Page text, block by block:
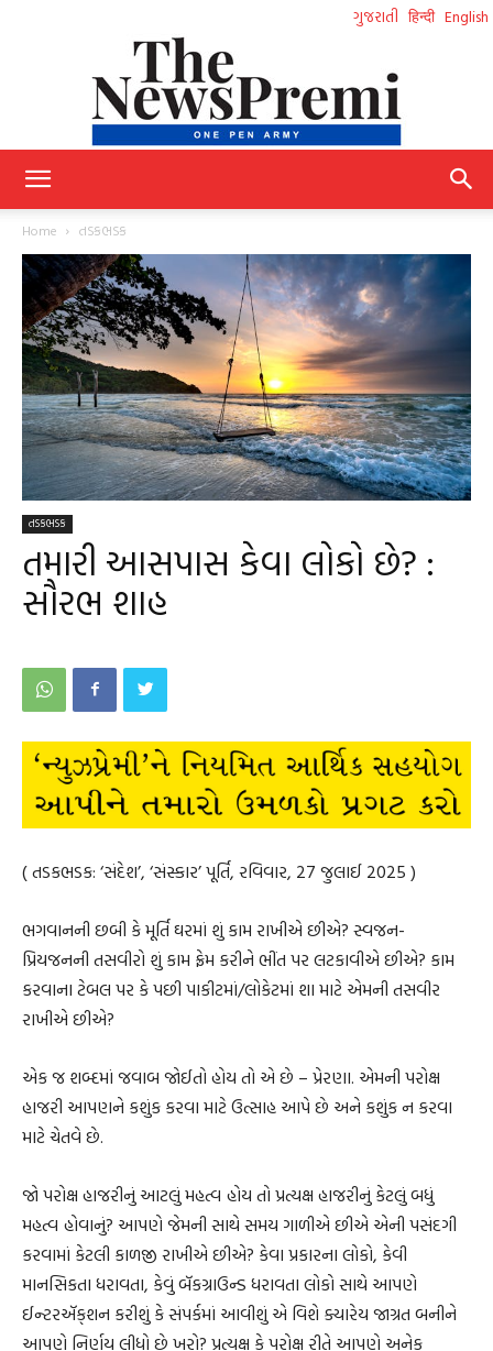
ગુજરાતી हिन्दी English
Gujarati
Home તડકભડક
તડકભડક
તમારી આસપાસ કેવા લોકો છે? :
સૌરભ શાહ
( તડકભડક: ‘સંદેશ’, ‘સંસ્કાર’ પૂર્તિ, રવિવાર, 27 જુલાઈ 2025 )
ભગવાનની છબી કે મૂર્તિ ઘરમાં શું કામ રાખીએ છીએ? સ્વજન-
પ્રિયજનની તસવીરો શું કામ ફ્રેમ કરીને ભીંત પર લટકાવીએ છીએ? કામ
કરવાના ટેબલ પર કે પછી પાકીટમાં/લોકેટમાં શા માટે એમની તસવીર
રાખીએ છીએ?
એક જ શબ્દમાં જવાબ જોઈતો હોય તો એ છે – પ્રેરણા. એમની પરોક્ષ
હાજરી આપણને કશુંક કરવા માટે ઉત્સાહ આપે છે અને કશુંક ન કરવા
માટે ચેતવે છે.
જો પરોક્ષ હાજરીનું આટલું મહત્વ હોય તો પ્રત્યક્ષ હાજરીનું કેટલું બધું
મહત્વ હોવાનું? આપણે જેમની સાથે સમય ગાળીએ છીએ એની પસંદગી
કરવામાં કેટલી કાળજી રાખીએ છીએ? કેવા પ્રકારના લોકો, કેવી
માનસિકતા ધરાવતા, કેવું બૅકગ્રાઉન્ડ ધરાવતા લોકો સાથે આપણે
ઈન્ટરઍક્‌શન કરીશું કે સંપર્કમાં આવીશું એ વિશે ક્યારેય જાગ્રત બનીને
આપણે નિર્ણય લીધો છે ખરો? પ્રત્યક્ષ કે પરોક્ષ રીતે આપણે અનેક